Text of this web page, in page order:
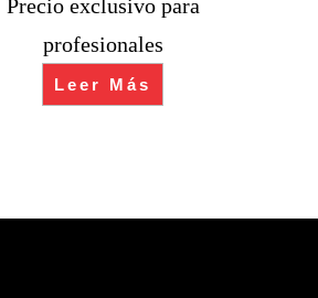
Precio exclusivo para
profesionales
Leer Más